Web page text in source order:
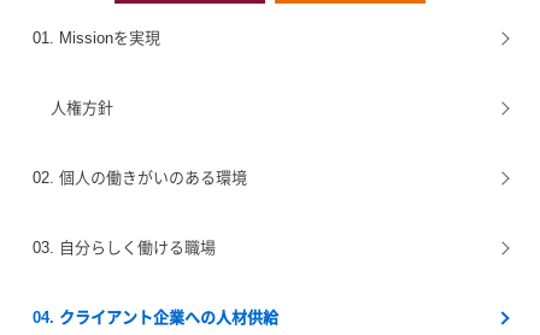
01. Missionを実現
人権方針
02. 個人の働きがいのある環境
03. 自分らしく働ける職場
04. クライアント企業への人材供給